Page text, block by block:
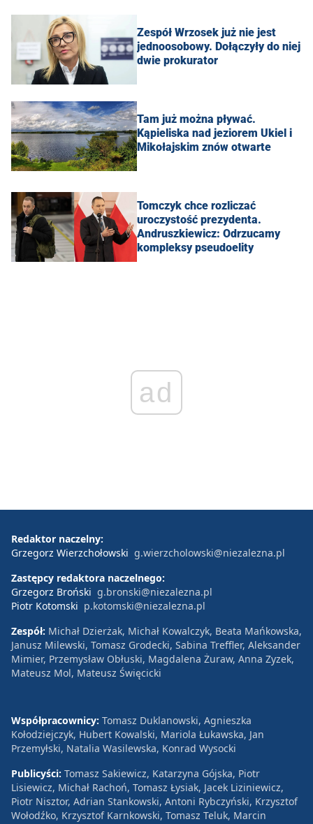
Zespół Wrzosek już nie jest
jednoosobowy. Dołączyły do niej
dwie prokurator
Tam już można pływać.
Kąpieliska nad jeziorem Ukiel i
Mikołajskim znów otwarte
Tomczyk chce rozliczać
uroczystość prezydenta.
Andruszkiewicz: Odrzucamy
kompleksy pseudoelity
ad
Redaktor naczelny:
Grzegorz Wierzchołowski g.wierzcholowski@niezalezna.pl
Zastępcy redaktora naczelnego:
Grzegorz Broński g.bronski@niezalezna.pl
Piotr Kotomski p.kotomski@niezalezna.pl
Zespół: Michał Dzierżak, Michał Kowalczyk, Beata Mańkowska,
Janusz Milewski, Tomasz Grodecki, Sabina Treffler, Aleksander
Mimier, Przemysław Obłuski, Magdalena Żuraw, Anna Zyzek,
Mateusz Mol, Mateusz Święcicki
Współpracownicy: Tomasz Duklanowski, Agnieszka
Kołodziejczyk, Hubert Kowalski, Mariola Łukawska, Jan
Przemyłski, Natalia Wasilewska, Konrad Wysocki
Publicyści: Tomasz Sakiewicz, Katarzyna Gójska, Piotr
Lisiewicz, Michał Rachoń, Tomasz Łysiak, Jacek Liziniewicz,
Piotr Nisztor, Adrian Stankowski, Antoni Rybczyński, Krzysztof
Wołodźko, Krzysztof Karnkowski, Tomasz Teluk, Marcin